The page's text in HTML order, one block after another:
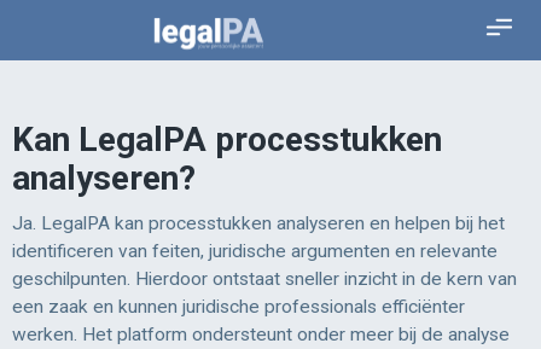
Kan LegalPA processtukken
analyseren?
Ja. LegalPA kan processtukken analyseren en helpen bij het
identificeren van feiten, juridische argumenten en relevante
geschilpunten. Hierdoor ontstaat sneller inzicht in de kern van
een zaak en kunnen juridische professionals efficiënter
werken. Het platform ondersteunt onder meer bij de analyse